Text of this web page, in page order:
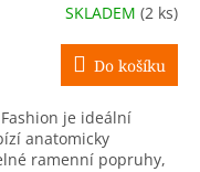
SKLADEM (2 ks)
Do košíku
je ideální
anatomicky
ramenní popruhy,